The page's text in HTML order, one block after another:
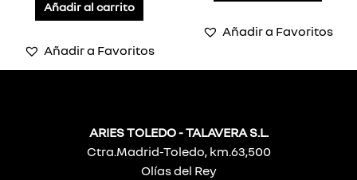
Añadir al carrito
Añadir a Favoritos
Añadir a Favoritos
ARIES TOLEDO - TALAVERA S.L.
Ctra.Madrid-Toledo, km.63,500
Olías del Rey